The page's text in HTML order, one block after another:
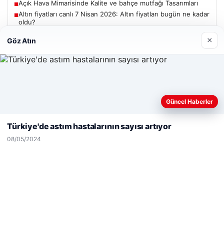
■Açık Hava Mimarisinde Kalite ve bahçe mutfağı Tasarımları
■Altın fiyatları canlı 7 Nisan 2026: Altın fiyatları bugün ne kadar
oldu?
Güncel
Adıyaman’da Orman Yangını Kontrol Altına Alınmaya
Çalışılıyor
Web sitemizi nasıl kullandığınızı daha iyi anlayabilmek,
deneyiminizi kişiselleştirmek ve geliştirmek amacıyla çerezler
Reddet
Göz Atın ×
Güncel Haberler
Türkiye'de astım hastalarının sayısı artıyor
08/05/2024